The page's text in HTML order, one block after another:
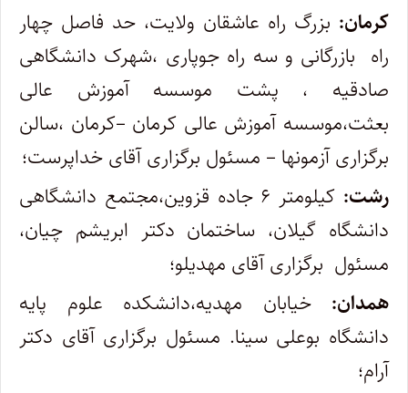
کرمان: بزرگ راه عاشقان ولایت، حد فاصل چهار
راه بازرگانی و سه راه جوپاری ،شهرک دانشگاهی
صادقیه ، پشت موسسه آموزش عالی
بعثت،موسسه آموزش عالی کرمان –کرمان ،سالن
برگزاری آزمونها – مسئول برگزاری آقای خداپرست؛
رشت:
کیلومتر ۶ جاده قزوین،مجتمع دانشگاهی
دانشگاه گیلان، ساختمان دکتر ابریشم چیان،
مسئول برگزاری آقای مهدیلو؛
همدان: خیابان مهدیه،دانشکده علوم پایه
دانشگاه بوعلی سینا. مسئول برگزاری آقای دکتر
آرام؛